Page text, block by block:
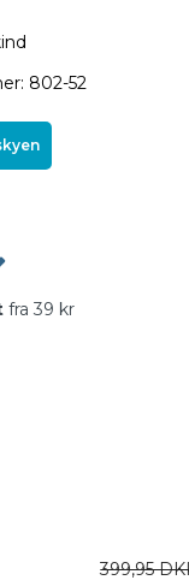
802-52
fra 39 kr
399,95